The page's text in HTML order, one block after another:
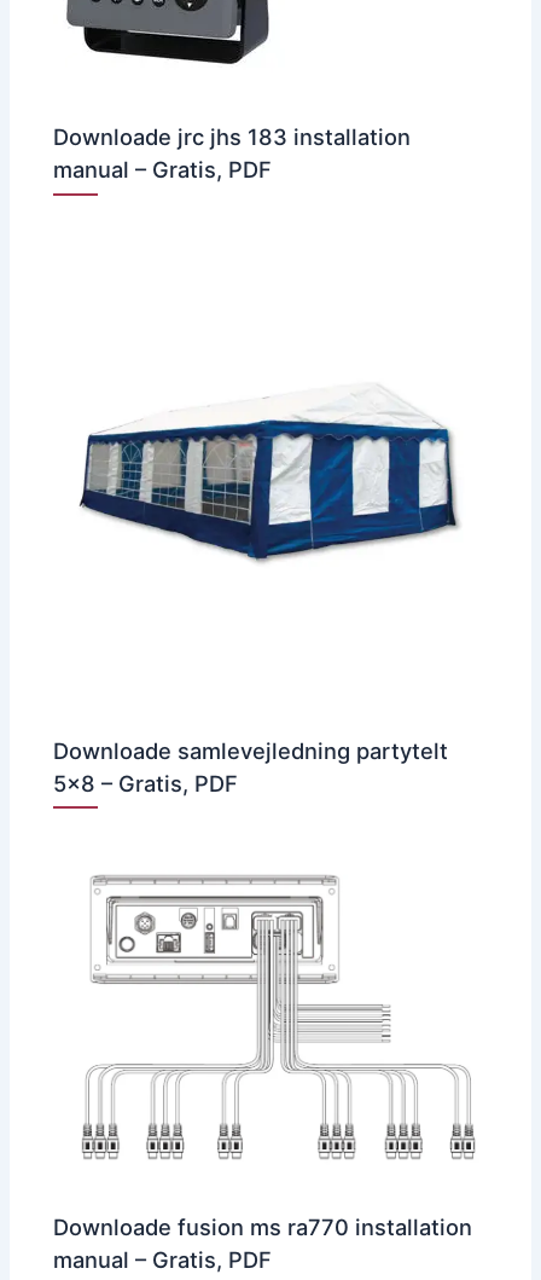
Downloade jrc jhs 183 installation
manual – Gratis, PDF
Downloade samlevejledning partytelt
5×8 – Gratis, PDF
Downloade fusion ms ra770 installation
manual – Gratis, PDF